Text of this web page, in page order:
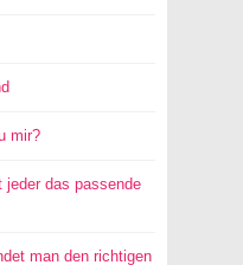
mir?
jeder das passende
man den richtigen